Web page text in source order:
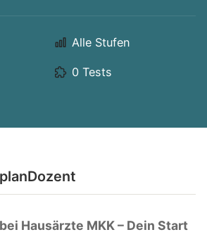
Alle Stufen
0 Tests
Dozent
Hausärzte MKK – Dein Start